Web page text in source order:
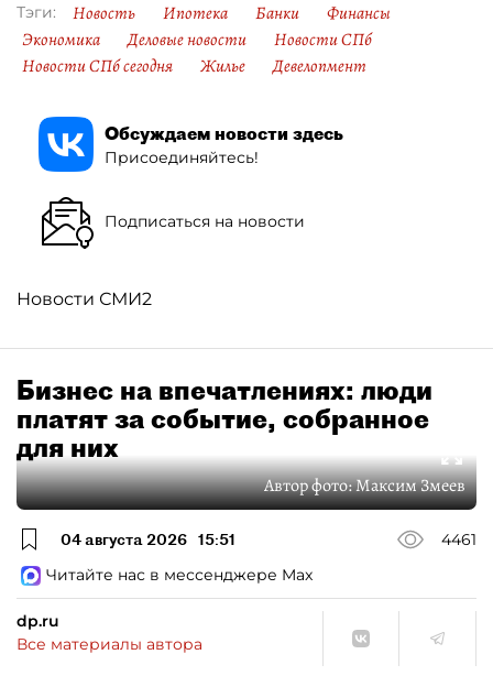
Тэги: Новость Ипотека Банки
Финансы
Экономика
Деловые новости
Новости СПб
Новости СПб сегодня
Жилье Девелопмент
Обсуждаем новости здесь
Присоединяйтесь!
Подписаться на новости
Новости СМИ2
Бизнес на впечатлениях: люди
платят за событие, собранное
для них
Автор фото:Максим Змеев
04 августа 2026 15:51
4461
Читайте нас в мессенджере Max
dp.ru
Все материалы автора